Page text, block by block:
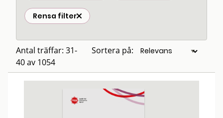
Rensa filter
Antal träffar: 31-
40 av 1054
Sortera på: